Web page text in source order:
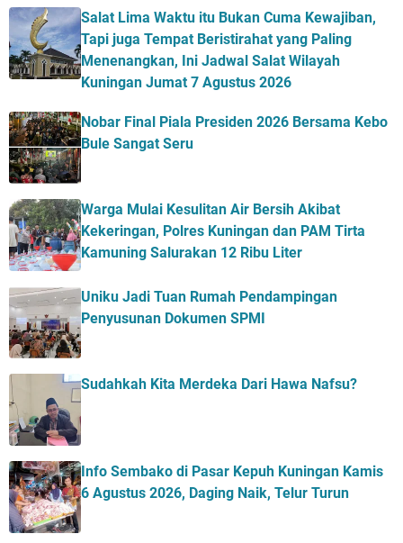
Salat Lima Waktu itu Bukan Cuma Kewajiban,
Tapi juga Tempat Beristirahat yang Paling
Menenangkan, Ini Jadwal Salat Wilayah
Kuningan Jumat 7 Agustus 2026
Nobar Final Piala Presiden 2026 Bersama Kebo
Bule Sangat Seru
Warga Mulai Kesulitan Air Bersih Akibat
Kekeringan, Polres Kuningan dan PAM Tirta
Kamuning Salurakan 12 Ribu Liter
Uniku Jadi Tuan Rumah Pendampingan
Penyusunan Dokumen SPMI
Sudahkah Kita Merdeka Dari Hawa Nafsu?
Info Sembako di Pasar Kepuh Kuningan Kamis
6 Agustus 2026, Daging Naik, Telur Turun